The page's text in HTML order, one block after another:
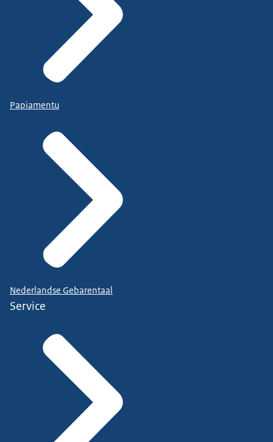
Papiamentu
Nederlandse Gebarentaal
Service